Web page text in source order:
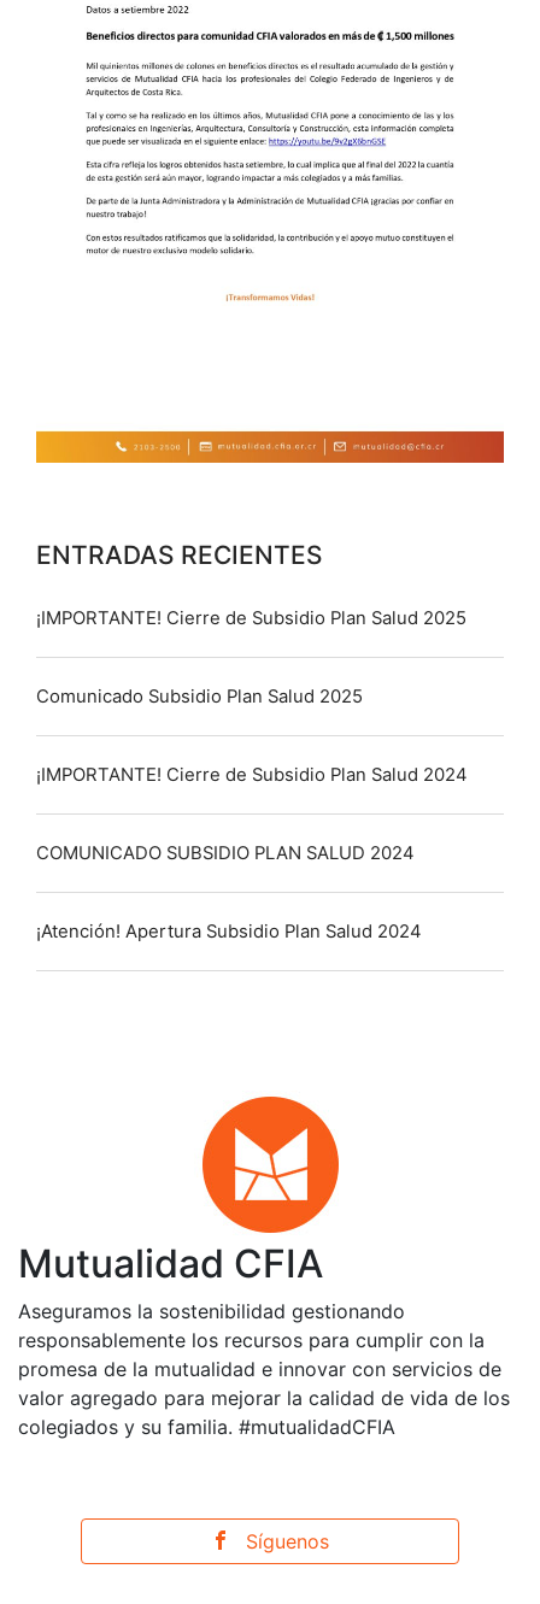
ENTRADAS RECIENTES
¡IMPORTANTE! Cierre de Subsidio Plan Salud 2025
Comunicado Subsidio Plan Salud 2025
¡IMPORTANTE! Cierre de Subsidio Plan Salud 2024
COMUNICADO SUBSIDIO PLAN SALUD 2024
¡Atención! Apertura Subsidio Plan Salud 2024
Mutualidad CFIA
Aseguramos la sostenibilidad gestionando
responsablemente los recursos para cumplir con la
promesa de la mutualidad e innovar con servicios de
valor agregado para mejorar la calidad de vida de los
colegiados y su familia. #mutualidadCFIA
Síguenos